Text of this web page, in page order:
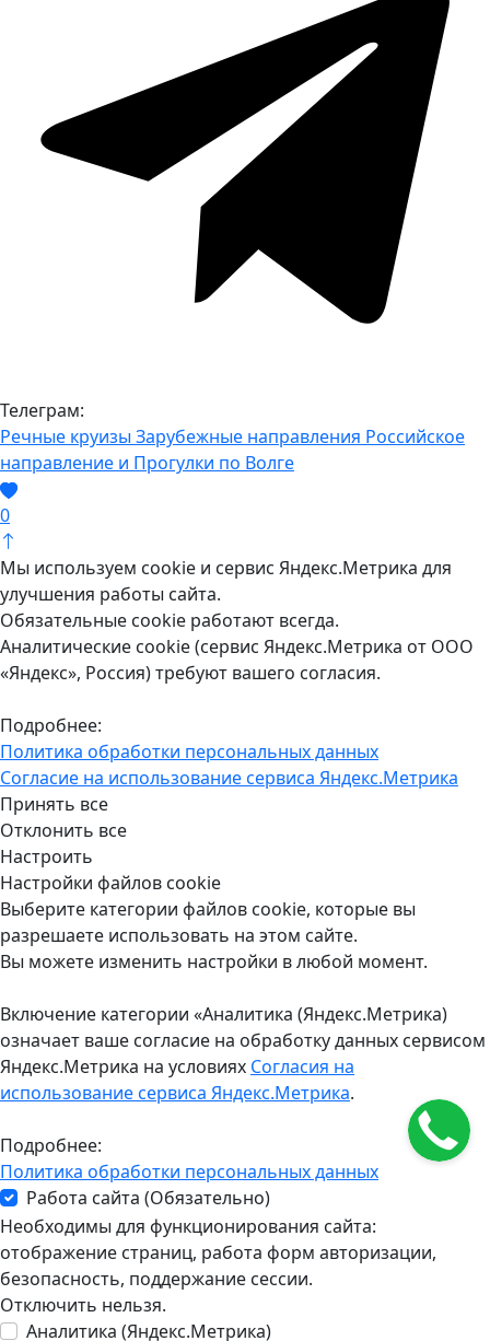
Телеграм:
Речные круизы Зарубежные направления Российское
направление и Прогулки по Волге
0
Мы используем cookie и сервис Яндекс.Метрика для
улучшения работы сайта.
Обязательные cookie работают всегда.
Аналитические cookie (сервис Яндекс.Метрика от ООО
«Яндекс», Россия) требуют вашего согласия.
Подробнее:
Политика обработки персональных данных
Согласие на использование сервиса Яндекс.Метрика
Принять все
Отклонить все
Настроить
Настройки файлов cookie
Выберите категории файлов cookie, которые вы
разрешаете использовать на этом сайте.
Вы можете изменить настройки в любой момент.
Включение категории «Аналитика (Яндекс.Метрика)
означает ваше согласие на обработку данных сервисом
Яндекс.Метрика на условиях Согласия на
использование сервиса Яндекс.Метрика.
Подробнее:
Политика обработки персональных данных
Работа сайта (Обязательно)
Необходимы для функционирования сайта:
отображение страниц, работа форм авторизации,
безопасность, поддержание сессии.
Отключить нельзя.
Аналитика (Яндекс.Метрика)